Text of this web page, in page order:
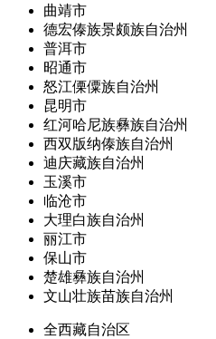
曲靖市
德宏傣族景颇族自治州
普洱市
昭通市
怒江傈僳族自治州
昆明市
红河哈尼族彝族自治州
西双版纳傣族自治州
迪庆藏族自治州
玉溪市
临沧市
大理白族自治州
丽江市
保山市
楚雄彝族自治州
文山壮族苗族自治州
全西藏自治区